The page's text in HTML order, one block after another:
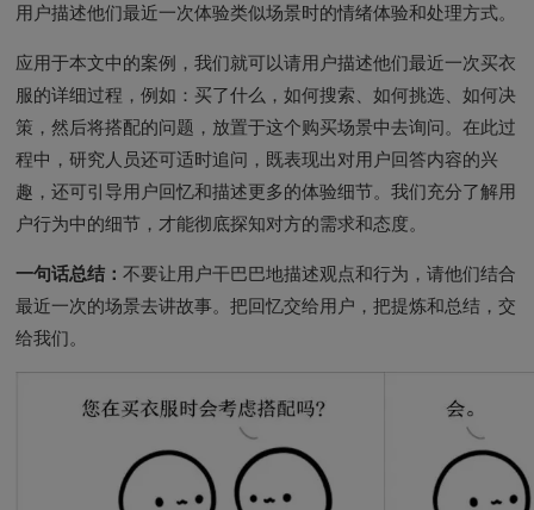
用户描述他们最近一次体验类似场景时的情绪体验和处理方式。
应用于本文中的案例，我们就可以请用户描述他们最近一次买衣
服的详细过程，例如：买了什么，如何搜索、如何挑选、如何决
策，然后将搭配的问题，放置于这个购买场景中去询问。在此过
程中，研究人员还可适时追问，既表现出对用户回答内容的兴
趣，还可引导用户回忆和描述更多的体验细节。我们充分了解用
户行为中的细节，才能彻底探知对方的需求和态度。
一句话总结：不要让用户干巴巴地描述观点和行为，请他们结合
最近一次的场景去讲故事。把回忆交给用户，把提炼和总结，交
给我们。